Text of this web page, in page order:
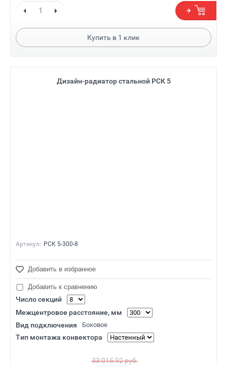
Купить в 1 клик
Дизайн-радиатор стальной РСК 5
Артикул: РСК 5-300-8
Добавить в избранное
Добавить к сравнению
Число секций
Межцентровое расстояние, мм
Вид подключения
Боковое
Тип монтажа конвектора
33 015.92руб.